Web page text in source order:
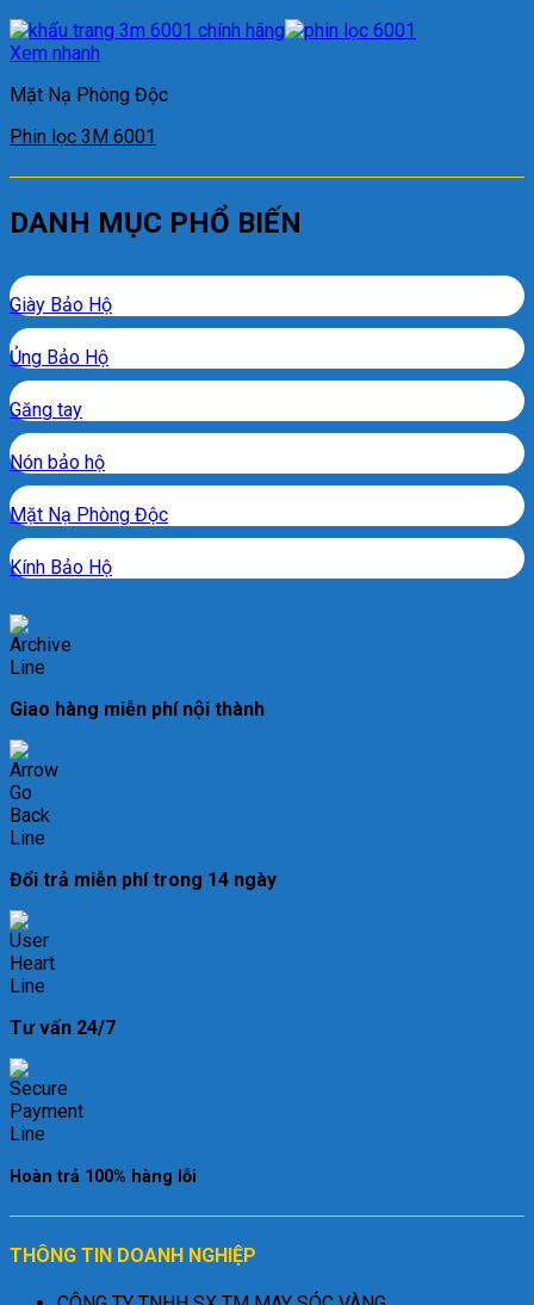
Xem nhanh
Mặt Nạ Phòng Độc
Phin lọc 3M 6001
DANH MỤC PHỔ BIẾN
Giày Bảo Hộ
Ủng Bảo Hộ
Găng tay
Nón bảo hộ
Mặt Nạ Phòng Độc
Kính Bảo Hộ
Giao hàng miễn phí nội thành
Đổi trả miễn phí trong 14 ngày
Tư vấn 24/7
Hoàn trả 100% hàng lỗi
THÔNG TIN DOANH NGHIỆP